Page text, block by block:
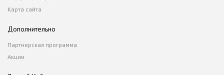
Карта сайта
Дополнительно
Партнерская программа
Акции